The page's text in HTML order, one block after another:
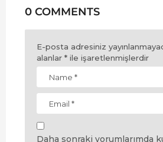
0 COMMENTS
E-posta adresiniz
alanlar * ile işaretlenmişlerdir
Daha sonraki yorumlarımda